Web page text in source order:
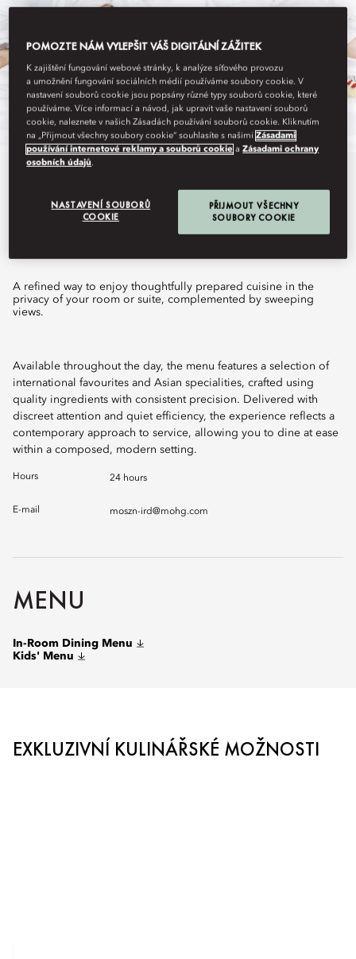
IN-ROOM DINING
A refined way to enjoy thoughtfully prepared cuisine in the
privacy of your room or suite, complemented by sweeping
views.
Available throughout the day, the menu features a selection of
international favourites and Asian specialities, crafted using
quality ingredients with consistent precision. Delivered with
discreet attention and quiet efficiency, the experience reflects a
contemporary approach to service, allowing you to dine at ease
within a composed, modern setting.
Hours 24 hours
E-mail moszn-ird@mohg.com
MENU
In-Room Dining Menu
Kids' Menu
EXKLUZIVNÍ KULINÁŘSKÉ MOŽNOSTI
POMOZTE NÁM VYLEPŠIT VÁŠ DIGITÁLNÍ ZÁŽITEK
K zajištění fungování webové stránky, k analýze síťového provozu
a umožnění fungování sociálních médií používáme soubory cookie. V
nastavení souborů cookie jsou popsány různé typy souborů cookie, které
používáme. Více informací a návod, jak upravit vaše nastavení souborů
cookie, naleznete v našich Zásadách používání souborů cookie. Kliknutím
na „Přijmout všechny soubory cookie“ souhlasíte s našimiZásadami
používání internetové reklamy a souborů cookie aZásadami ochrany
osobních údajů.
NASTAVENÍ SOUBORŮ
COOKIE
PŘIJMOUT VŠECHNY
SOUBORY COOKIE